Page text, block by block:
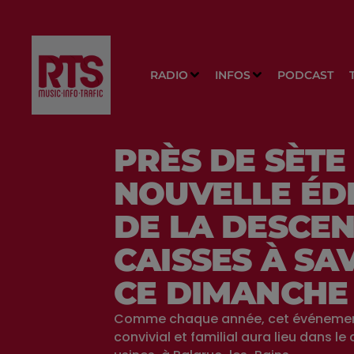
RADIO INFOS PODCAST
PRÈS DE
NOUVELLE
DE LA
CAISSES À
CE DIMANCHE
Comme chaque année, cet
convivial et familial aura lieu dans le